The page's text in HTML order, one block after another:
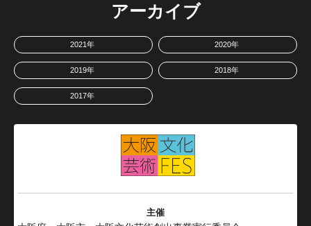
TOPへ戻る
アーカイブ
2021年 2020年
2019年 2018年
2017年
主催